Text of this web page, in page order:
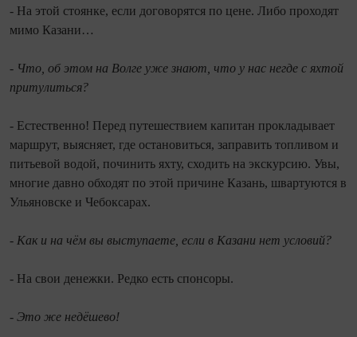
- На этой стоянке, если договорятся по цене. Либо проходят
мимо Казани…
- Что, об этом на Волге уже знают, что у нас негде с яхтой
притулиться?
- Естественно! Перед путешествием капитан прокладывает
маршрут, выясняет, где остановиться, заправить топливом и
питьевой водой, починить яхту, сходить на экскурсию. Увы,
многие давно обходят по этой причине Казань, швартуются в
Ульяновске и Чебоксарах.
- Как и на чём вы выступаете, если в Казани нет условий?
- На свои денежки. Редко есть спонсоры.
- Это же недёшево!